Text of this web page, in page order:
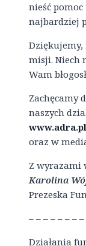
nieść
najbardziej
Dziękujemy,
misji. Niech
Wam
Zachęcamy
naszych
www.adra.pl
oraz w
Z wyrazami
Karolina
Prezeska
– – – – – – –
Działania